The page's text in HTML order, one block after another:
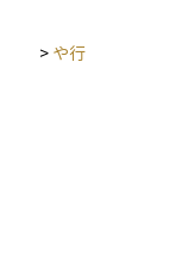
> や行